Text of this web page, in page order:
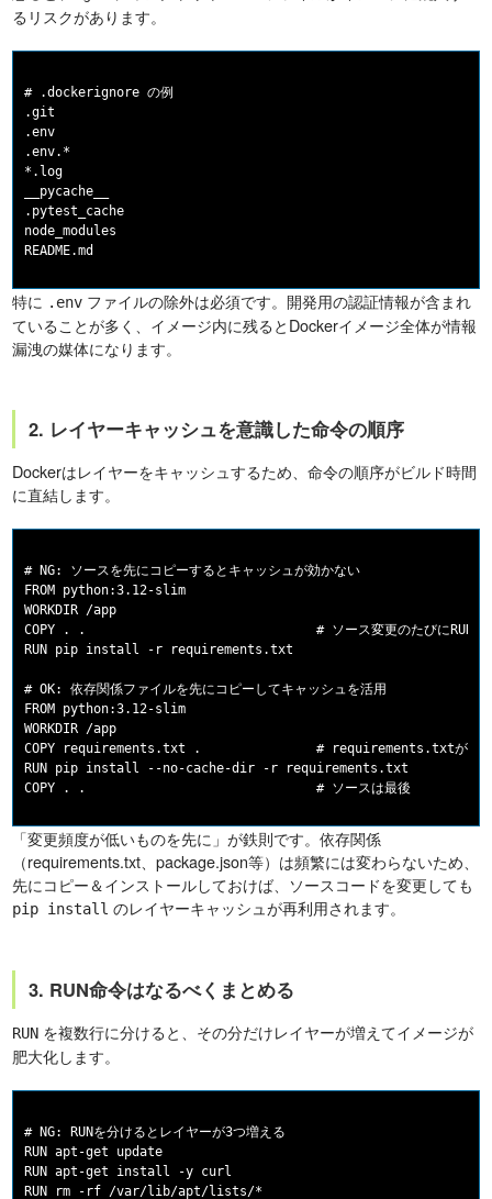
るリスクがあります。
# .dockerignore の例
.git
.env
.env.*
*.log
__pycache__
.pytest_cache
node_modules
特に .env ファイルの除外は必須です。開発用の認証情報が含まれ
ていることが多く、イメージ内に残るとDockerイメージ全体が情報
漏洩の媒体になります。
2. レイヤーキャッシュを意識した命令の順序
Dockerはレイヤーをキャッシュするため、命令の順序がビルド時間
に直結します。
# NG: ソースを先にコピーするとキャッシュが効かない
FROM python:3.12-slim
WORKDIR /app
COPY . .                              # ソース変更のたびにRUNが
RUN pip install -r requirements.txt
# OK: 依存関係ファイルを先にコピーしてキャッシュを活用
FROM python:3.12-slim
WORKDIR /app
COPY requirements.txt .               # requirements.txtが変わら
RUN pip install --no-cache-dir -r requirements.txt
「変更頻度が低いものを先に」が鉄則です。依存関係
（requirements.txt、package.json等）は頻繁には変わらないため、
先にコピー＆インストールしておけば、ソースコードを変更しても
pip install のレイヤーキャッシュが再利用されます。
3. RUN命令はなるべくまとめる
RUN を複数行に分けると、その分だけレイヤーが増えてイメージが
肥大化します。
# NG: RUNを分けるとレイヤーが3つ増える
RUN apt-get update
RUN apt-get install -y curl
RUN rm -rf /var/lib/apt/lists/*